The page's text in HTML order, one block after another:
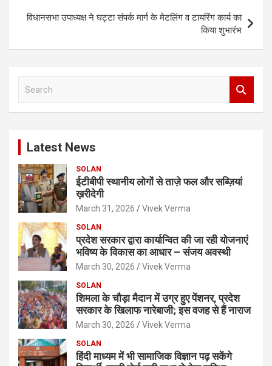
विधानसभा उपाध्यक्ष ने घट्टा संपर्क मार्ग के मेटलिंग व टायरिंग कार्य का
किया शुभारंभ
Latest News
SOLAN
ईटीबीपी स्थानीय लोगों से ताज़े फल और सब्ज़ियां
ख़रीदेगी
March 31, 2026 Vivek Verma
SOLAN
प्रदेश सरकार द्वारा कार्यान्वित की जा रही योजनाएं
भविष्य के विकास का आधार – संजय अवस्थी
March 30, 2026 Vivek Verma
SOLAN
शिमला के चौड़ा मैदान में उग्र हुए पेंशनर, प्रदेश
सरकार के खिलाफ नारेबाजी; इस वजह से हैं नाराज
March 30, 2026 Vivek Verma
SOLAN
हिंदी माध्यम में भी सामाजिक विज्ञान पढ़ सकेंगे